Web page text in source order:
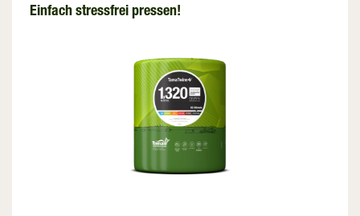
Einfach stressfrei pressen!